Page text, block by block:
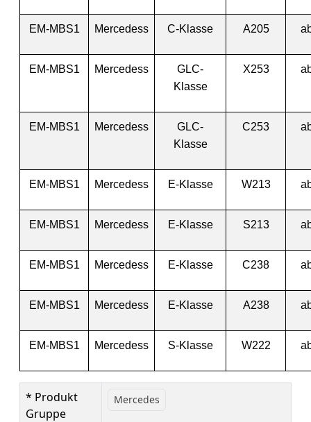
EM-MBS1 Mercedess C-Klasse A205
EM-MBS1 Mercedess
GLC-
Klasse
X253
EM-MBS1 Mercedess
GLC-
Klasse
C253
EM-MBS1 Mercedess E-Klasse W213
EM-MBS1 Mercedess E-Klasse S213
EM-MBS1 Mercedess E-Klasse C238
EM-MBS1 Mercedess E-Klasse A238
EM-MBS1 Mercedess S-Klasse W222
* Produkt
Gruppe
Mercedes